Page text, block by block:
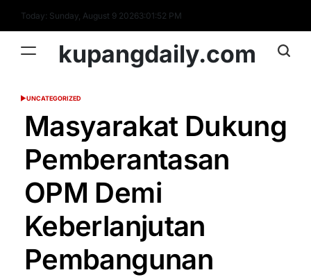
content
Today: Sunday, August 9 20263:01:53 PM
kupangdaily.com
POSTED
UNCATEGORIZED
Masyarakat Dukung
Pemberantasan
OPM Demi
Keberlanjutan
Pembangunan